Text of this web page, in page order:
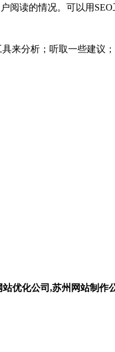
阅读的情况。可以用
分析；听取一些建议
优化公司,苏州网站制作